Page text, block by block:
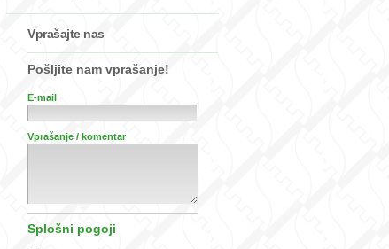
Vprašajte nas
Pošljite nam vprašanje!
E-mail
Vprašanje / komentar
Splošni pogoji